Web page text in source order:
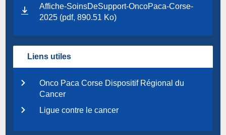
Affiche-SoinsDeSupport-OncoPaca-Corse-
2025 (pdf, 890.51 Ko)
Liens utiles
Onco Paca Corse Dispositif Régional du
Cancer
Ligue contre le cancer